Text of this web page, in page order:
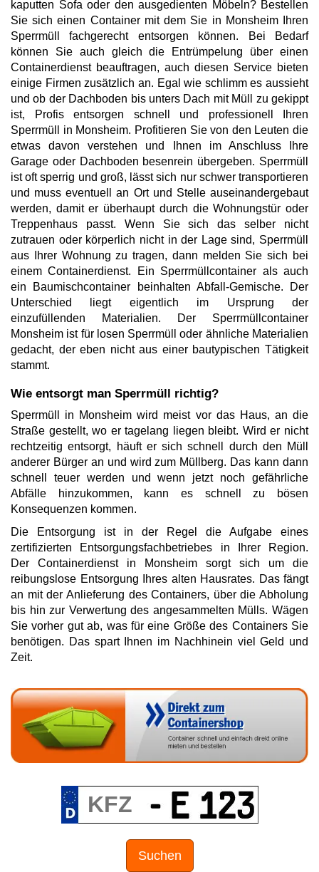
kaputten Sofa oder den ausgedienten Möbeln? Bestellen
Sie sich einen Container mit dem Sie in Monsheim Ihren
Sperrmüll fachgerecht entsorgen können. Bei Bedarf
können Sie auch gleich die Entrümpelung über einen
Containerdienst beauftragen, auch diesen Service bieten
einige Firmen zusätzlich an. Egal wie schlimm es aussieht
und ob der Dachboden bis unters Dach mit Müll zu gekippt
ist, Profis entsorgen schnell und professionell Ihren
Sperrmüll in Monsheim. Profitieren Sie von den Leuten die
etwas davon verstehen und Ihnen im Anschluss Ihre
Garage oder Dachboden besenrein übergeben. Sperrmüll
ist oft sperrig und groß, lässt sich nur schwer transportieren
und muss eventuell an Ort und Stelle auseinandergebaut
werden, damit er überhaupt durch die Wohnungstür oder
Treppenhaus passt. Wenn Sie sich das selber nicht
zutrauen oder körperlich nicht in der Lage sind, Sperrmüll
aus Ihrer Wohnung zu tragen, dann melden Sie sich bei
einem Containerdienst. Ein Sperrmüllcontainer als auch
ein Baumischcontainer beinhalten Abfall-Gemische. Der
Unterschied liegt eigentlich im Ursprung der
einzufüllenden Materialien. Der Sperrmüllcontainer
Monsheim ist für losen Sperrmüll oder ähnliche Materialien
gedacht, der eben nicht aus einer bautypischen Tätigkeit
stammt.
Wie entsorgt man Sperrmüll richtig?
Sperrmüll in Monsheim wird meist vor das Haus, an die
Straße gestellt, wo er tagelang liegen bleibt. Wird er nicht
rechtzeitig entsorgt, häuft er sich schnell durch den Müll
anderer Bürger an und wird zum Müllberg. Das kann dann
schnell teuer werden und wenn jetzt noch gefährliche
Abfälle hinzukommen, kann es schnell zu bösen
Konsequenzen kommen.
Die Entsorgung ist in der Regel die Aufgabe eines
zertifizierten Entsorgungsfachbetriebes in Ihrer Region.
Der Containerdienst in Monsheim sorgt sich um die
reibungslose Entsorgung Ihres alten Hausrates. Das fängt
an mit der Anlieferung des Containers, über die Abholung
bis hin zur Verwertung des angesammelten Mülls. Wägen
Sie vorher gut ab, was für eine Größe des Containers Sie
benötigen. Das spart Ihnen im Nachhinein viel Geld und
Zeit.
Suchen